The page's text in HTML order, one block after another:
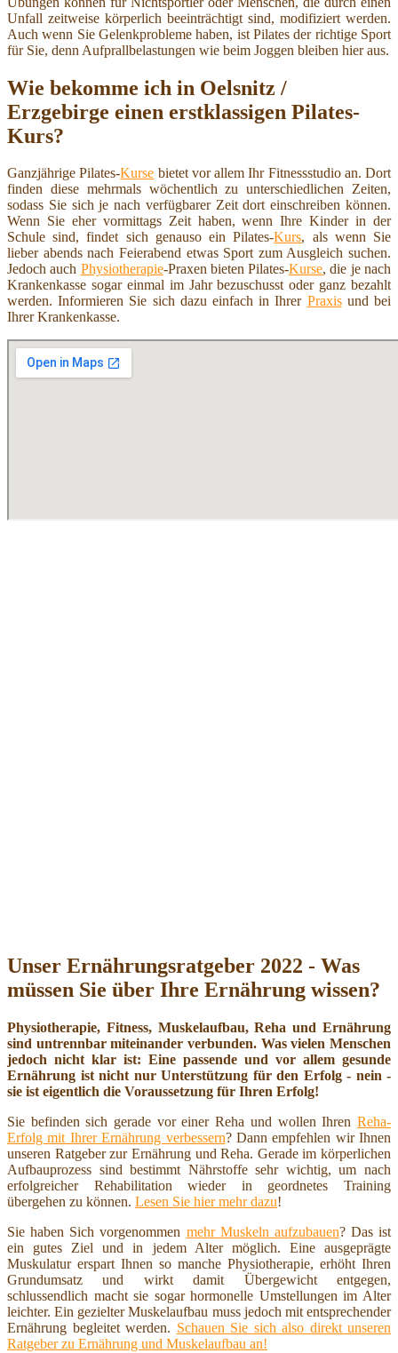
Unfall zeitweise körperlich beeinträchtigt sind, modifiziert werden.
Auch wenn Sie Gelenkprobleme haben, ist Pilates der richtige Sport
für Sie, denn Aufprallbelastungen wie beim Joggen bleiben hier aus.
Wie bekomme ich in Oelsnitz /
Erzgebirge einen erstklassigen Pilates-
Kurs?
Ganzjährige Pilates-Kurse bietet vor allem Ihr Fitnessstudio an. Dort
finden diese mehrmals wöchentlich zu unterschiedlichen Zeiten,
sodass Sie sich je nach verfügbarer Zeit dort einschreiben können.
Wenn Sie eher vormittags Zeit haben, wenn Ihre Kinder in der
Schule sind, findet sich genauso ein Pilates-Kurs, als wenn Sie
lieber abends nach Feierabend etwas Sport zum Ausgleich suchen.
Jedoch auch Physiotherapie-Praxen bieten Pilates-Kurse, die je nach
Krankenkasse sogar einmal im Jahr bezuschusst oder ganz bezahlt
werden. Informieren Sie sich dazu einfach in Ihrer Praxisund bei
Ihrer Krankenkasse.
Unser Ernährungsratgeber 2022 - Was
müssen Sie über Ihre Ernährung wissen?
Physiotherapie, Fitness, Muskelaufbau, Reha und Ernährung
sind untrennbar miteinander verbunden. Was vielen Menschen
jedoch nicht klar ist: Eine passende und vor allem gesunde
Ernährung ist nicht nur Unterstützung für den Erfolg - nein -
sie ist eigentlich die Voraussetzung für Ihren Erfolg!
Sie befinden sich gerade vor einer Reha und wollen Ihren Reha-
Erfolg mit Ihrer Ernährung verbessern? Dann empfehlen wir Ihnen
unseren Ratgeber zur Ernährung und Reha. Gerade im körperlichen
Aufbauprozess sind bestimmt Nährstoffe sehr wichtig, um nach
erfolgreicher Rehabilitation wieder in geordnetes Training
übergehen zu können. Lesen Sie hier mehr dazu!
Sie haben Sich vorgenommen mehr Muskeln aufzubauen? Das ist
ein gutes Ziel und in jedem Alter möglich. Eine ausgeprägte
Muskulatur erspart Ihnen so manche Physiotherapie, erhöht Ihren
Grundumsatz und wirkt damit Übergewicht entgegen,
schlussendlich macht sie sogar hormonelle Umstellungen im Alter
leichter. Ein gezielter Muskelaufbau muss jedoch mit entsprechender
Ernährung begleitet werden. Schauen Sie sich also direkt unseren
Ratgeber zu Ernährung und Muskelaufbau an!